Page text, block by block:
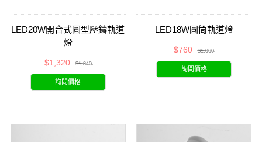
LED20W開合式圓型壓鑄軌道
燈
$1,320 $1,840
詢問價格
LED18W圓筒軌道燈
$760 $1,060
詢問價格